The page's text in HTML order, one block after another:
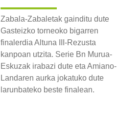
Zabala-Zabaletak gainditu dute
Gasteizko torneoko bigarren
finalerdia Altuna III-Rezusta
kanpoan utzita. Serie Bn Murua-
Eskuzak irabazi dute eta Amiano-
Landaren aurka jokatuko dute
larunbateko beste finalean.